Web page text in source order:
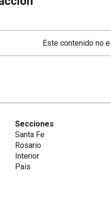
Este contenido no
Secciones
Santa Fe
Rosario
Interior
País